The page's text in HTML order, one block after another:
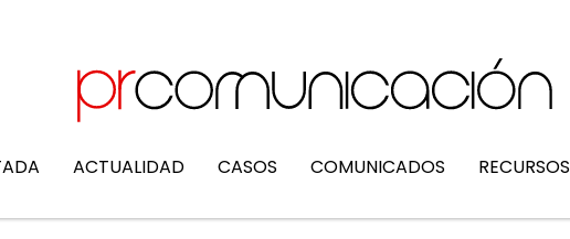
ACTUALIDAD CASOS COMUNICADOS RECURSOS